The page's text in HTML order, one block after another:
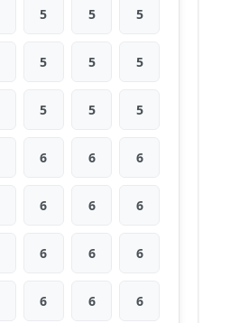
5 5 5
5 5 5
5 5 5
6 6 6
6 6 6
6 6 6
6 6 6